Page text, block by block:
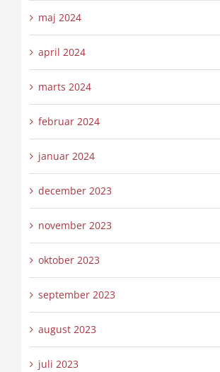
maj 2024
april 2024
marts 2024
februar 2024
januar 2024
december 2023
november 2023
oktober 2023
september 2023
august 2023
juli 2023